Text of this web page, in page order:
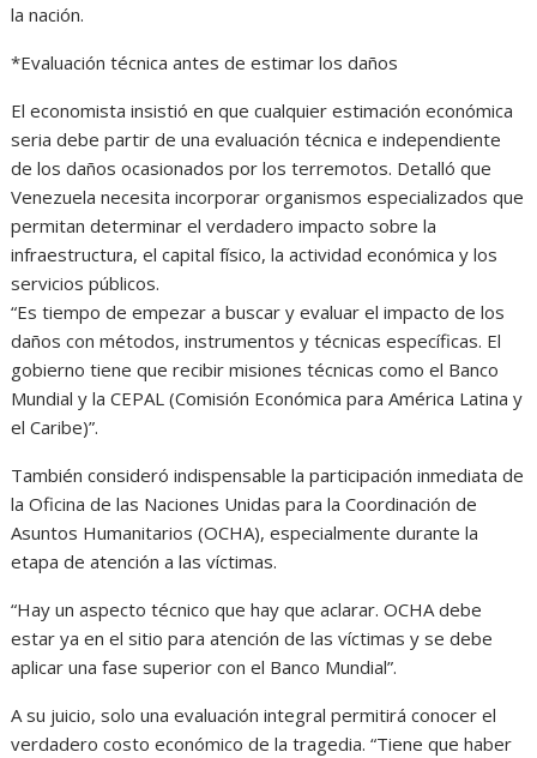
la nación.
*Evaluación técnica antes de estimar los daños
El economista insistió en que cualquier estimación económica
seria debe partir de una evaluación técnica e independiente
de los daños ocasionados por los terremotos. Detalló que
Venezuela necesita incorporar organismos especializados que
permitan determinar el verdadero impacto sobre la
infraestructura, el capital físico, la actividad económica y los
servicios públicos.
“Es tiempo de empezar a buscar y evaluar el impacto de los
daños con métodos, instrumentos y técnicas específicas. El
gobierno tiene que recibir misiones técnicas como el Banco
Mundial y la CEPAL (Comisión Económica para América Latina y
el Caribe)”.
También consideró indispensable la participación inmediata de
la Oficina de las Naciones Unidas para la Coordinación de
Asuntos Humanitarios (OCHA), especialmente durante la
etapa de atención a las víctimas.
“Hay un aspecto técnico que hay que aclarar. OCHA debe
estar ya en el sitio para atención de las víctimas y se debe
aplicar una fase superior con el Banco Mundial”.
A su juicio, solo una evaluación integral permitirá conocer el
verdadero costo económico de la tragedia. “Tiene que haber